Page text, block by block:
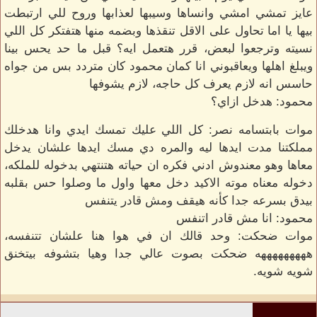
عايز تمشي امشي وانساها وسيبها لعذابها وروح للي ارتبطت
بيها يا اما تحاول على الاقل تنقذها وبضمه منها هتفتكر كل اللي
نسيته وترجعوا لبعض، قرر هتعمل ايه؟ قبل ما حد يحس بينا
ويبلغ اهلها ويعاقبوني انا كمان محمود كان متردد بس من جواه
حاسس انه لازم يعرف كل حاجه، لازم يشوفها
محمود: هدخل ازاي؟
موات بابتسامه نصر: كل اللي عليك تمسك ايدي وانا هدخلك
مملكتنا مدت ايدها ليه والمره دي مسك ايدها علشان يدخل
معاها وهو معندوش ادني فكره ان حياته هتنتهي بدخوله للملكه،
دخوله معناه موته الاكيد دخل معها واول ما وصلوا حس بقلبه
بيدق بسرعه جدا كأنه هيقف ومش قادر يتنفس
محمود: انا مش قادر اتنفس
موات ضحكت: وحد قالك ان في هوا هنا علشان تتنفسه،
هههههههههه ضحكت بصوت عالي جدا وهيا بتشوفه بيتخنق
شويه شويه.